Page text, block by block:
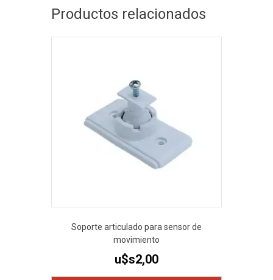
Productos relacionados
Soporte articulado para sensor de
movimiento
u$s2,00